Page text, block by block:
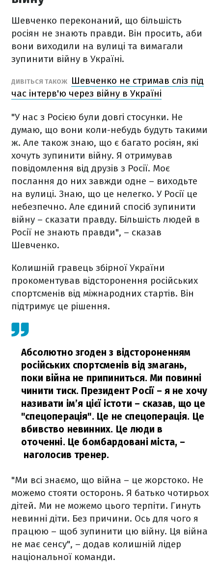
Шевченко переконаний, що більшість
росіян не знають правди. Він просить, аби
вони виходили на вулиці та вимагали
зупинити війну в Україні.
ДИВІТЬСЯ ТАКОЖ
Шевченко не стримав сліз під
час інтерв'ю через війну в Україні
"У нас з Росією були довгі стосунки. Не
думаю, що вони коли-небудь будуть такими
ж. Але також знаю, що є багато росіян, які
хочуть зупинити війну. Я отримував
повідомлення від друзів з Росії. Моє
послання до них завжди одне – виходьте
на вулиці. Знаю, що це нелегко. У Росії це
небезпечно. Але єдиний спосіб зупинити
війну – сказати правду. Більшість людей в
Росії не знають правди", – сказав
Шевченко.
Колишній гравець збірної України
прокоментував відсторонення російських
спортсменів від міжнародних стартів. Він
підтримує це рішення.
Абсолютно згоден з відстороненням
російських спортсменів від змагань,
поки війна не припиниться. Ми повинні
чинити тиск. Президент Росії – я не хочу
називати ім’я цієї істоти – сказав, що це
"спецоперація". Це не спецоперація. Це
вбивство невинних. Це люди в
оточенні. Це бомбардовані міста, –
наголосив тренер.
"Ми всі знаємо, що війна – це жорстоко. Не
можемо стояти осторонь. Я батько чотирьох
дітей. Ми не можемо цього терпіти. Гинуть
невинні діти. Без причини. Ось для чого я
працюю – щоб зупинити цю війну. Ця війна
не має сенсу", – додав колишній лідер
національної команди.